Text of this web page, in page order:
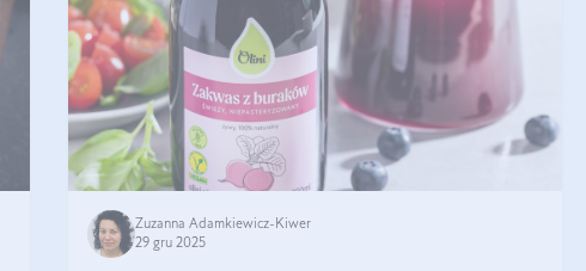
Zuzanna Adamkiewicz-Kiwer
29 gru 2025